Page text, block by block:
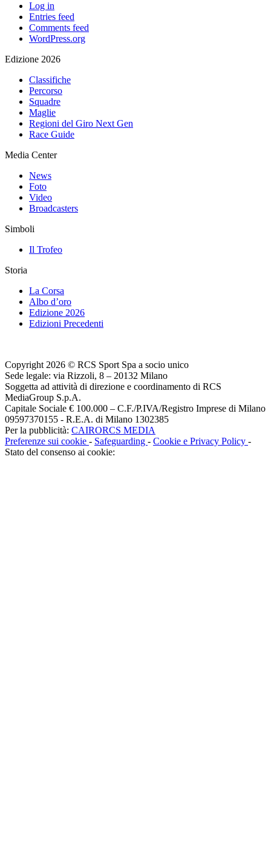
Log in
Entries feed
Comments feed
WordPress.org
Edizione 2026
Classifiche
Percorso
Squadre
Maglie
Regioni del Giro Next Gen
Race Guide
Media Center
News
Foto
Video
Broadcasters
Simboli
Il Trofeo
Storia
La Corsa
Albo d’oro
Edizione 2026
Edizioni Precedenti
Copyright 2026 © RCS Sport Spa a socio unico
Sede legale: via Rizzoli, 8 – 20132 Milano
Soggetta ad attività di direzione e coordinamento di RCS
MediaGroup S.p.A.
Capitale Sociale € 100.000 – C.F./P.IVA/Registro Imprese di Milano
09597370155 - R.E.A. di Milano 1302385
Per la pubblicità: CAIRORCS MEDIA
Preferenze sui cookie - Safeguarding - Cookie e Privacy Policy -
Stato del consenso ai cookie: